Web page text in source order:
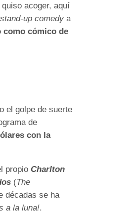
acoger, aquí
stand-up comedy a
cómico de
el golpe de suerte
de
con la
propio Charlton
(The
décadas se ha
a la luna!.